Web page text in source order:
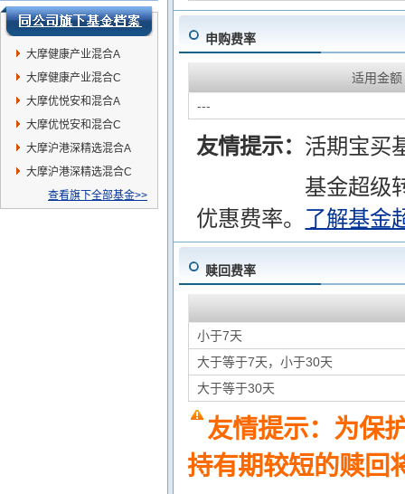
大摩健康产业混合A
大摩健康产业混合C
大摩优悦安和混合A
大摩优悦安和混合C
大摩沪港深精选混合A
大摩沪港深精选混合C
查看旗下全部基金>>
申购费率
适用金额
---
友情提示： 活期宝买
基金超级
优惠费率。 了解基金
赎回费率
小于7天
大于等于7天，小于30天
大于等于30天
友情提示：为保
持有期较短的赎回